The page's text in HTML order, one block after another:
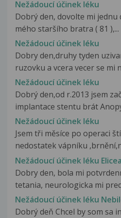
Nežádoucí účinek léku
Dobrý den, dovolte mi
mého staršího bratra ( 81 ),...
Nežádoucí účinek léku
Dobry den,druhy tyden
ruzovku a vcera vecer se mi
Nežádoucí účinek léku
Dobrý den,od r.2013 jsem
implantace stentu brát
Nežádoucí účinek léku
Jsem tři měsíce po operaci
nedostatek vápníku
Nežádoucí účinek léku Elicea
Dobry den, bola mi
tetania, neurologicka mi
Nežádoucí účinek léku
Dobrý deň Chcel by som sa